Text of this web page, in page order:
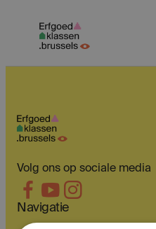
Volg ons op sociale media
Navigatie